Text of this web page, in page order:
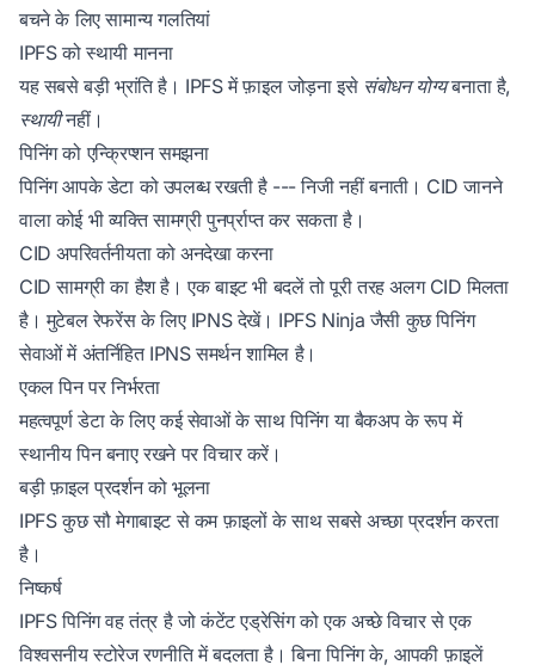
बचने के लिए सामान्य गलतियां
IPFS को स्थायी मानना
यह सबसे बड़ी भ्रांति है। IPFS में फ़ाइल जोड़ना इसे संबोधन योग्यबनाता है,
स्थायीनहीं।
पिनिंग को एन्क्रिप्शन समझना
पिनिंग आपके डेटा को उपलब्ध रखती है --- निजी नहीं बनाती। CID जानने
वाला कोई भी व्यक्ति सामग्री पुनर्प्राप्त कर सकता है।
CID अपरिवर्तनीयता को अनदेखा करना
CID सामग्री का हैश है। एक बाइट भी बदलें तो पूरी तरह अलग CID मिलता
है। मुटेबल रेफरेंस के लिए IPNS देखें। IPFS Ninja जैसी कुछ पिनिंग
सेवाओं में अंतर्निहित IPNS समर्थन शामिल है।
एकल पिन पर निर्भरता
महत्वपूर्ण डेटा के लिए कई सेवाओं के साथ पिनिंग या बैकअप के रूप में
स्थानीय पिन बनाए रखने पर विचार करें।
बड़ी फ़ाइल प्रदर्शन को भूलना
IPFS कुछ सौ मेगाबाइट से कम फ़ाइलों के साथ सबसे अच्छा प्रदर्शन करता
है।
निष्कर्ष
IPFS पिनिंग वह तंत्र है जो कंटेंट एड्रेसिंग को एक अच्छे विचार से एक
विश्वसनीय स्टोरेज रणनीति में बदलता है। बिना पिनिंग के, आपकी फ़ाइलें